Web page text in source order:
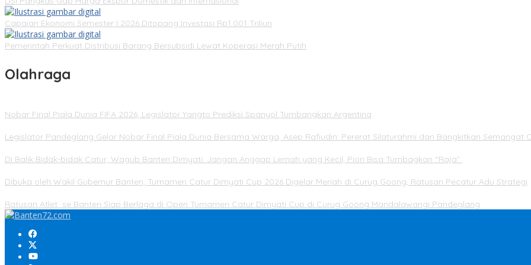
Capaian Ekonomi Semester I 2026 Ditopang Investasi Rp1.001 Triliun
Pemerintah Perkuat Distribusi Barang Bersubsidi Lewat Koperasi Merah Putih
Olahraga
Nobar Final Piala Dunia FIFA 2026, Legislator Yangto Prediksi Spanyol Tumbangkan Argentina
Legislator Pandeglang Gelar Nobar Final Piala Dunia Bersama Warga, Asep Rafiudin: Pererat Silaturahmi dan Bangkitkan Semangat
Di Balik Bidak-bidak Catur, Wagub Banten Dimyati: Jangan Anggap Lemah yang Kecil, Pion Bisa Tumbagkan “Raja”
Dibuka oleh Wakil Gubernur Banten, Turnamen Catur Dimyati Cup 2026 Digelar Meriah di Curug Goong, Ratusan Pecatur Adu Strategi
Ratusan Atlet se Banten Siap Berlaga di Open Turnamen Catur Dimyati Cup di Curug Goong Mandalawangi Pandeglang